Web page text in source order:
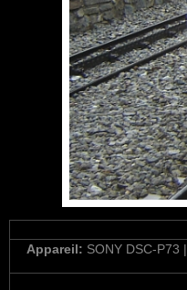
Appareil: SONY DSC-P73 |